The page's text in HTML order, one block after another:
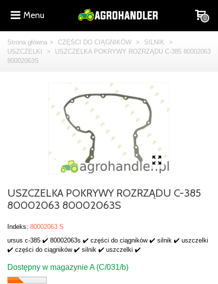
Menu 0
Strona główna > CZĘŚCI DO CIĄGNIKÓW > SILNIK
>
USZCZELKI
>
USZCZELKA POKRYWY ROZRZĄDU C-385 80002063
80002063S
USZCZELKA POKRYWY ROZRZĄDU C-385
80002063 80002063S
Indeks: 80002063 S
ursus c-385 ✔️ 80002063s ✔️ części do ciągników ✔️ silnik ✔️ uszczelki
✔️ części do ciągników ✔️ silnik ✔️ uszczelki ✔️
Dostępny w magazynie A (C/031/b)